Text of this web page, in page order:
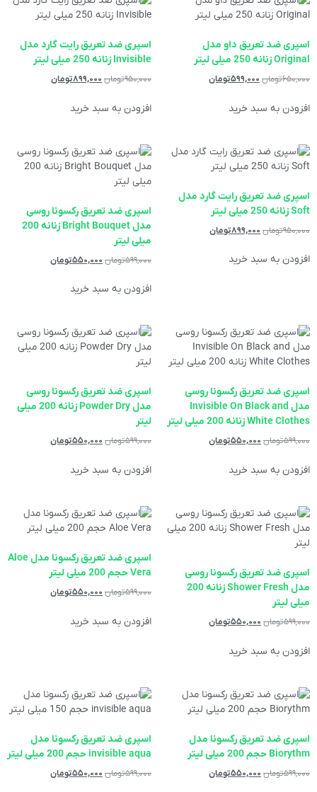
اسپری ضد تعریق داو مدل
Original زنانه 250 میلی لیتر
۶۵۰,۰۰۰تومان ۵۹۹,۰۰۰تومان
افزودن به سبد خرید
اسپری ضد تعریق رایت گارد مدل
Invisible زنانه 250 میلی لیتر
۹۵۰,۰۰۰تومان ۸۹۹,۰۰۰تومان
افزودن به سبد خرید
اسپری ضد تعریق رایت گارد مدل
Soft زنانه 250 میلی لیتر
۹۵۰,۰۰۰تومان ۸۹۹,۰۰۰تومان
افزودن به سبد خرید
اسپری ضد تعریق رکسونا روسی
مدل Bright Bouquet زنانه 200
میلی لیتر
۵۹۹,۰۰۰تومان ۵۵۰,۰۰۰تومان
افزودن به سبد خرید
اسپری ضد تعریق رکسونا روسی
مدل Invisible On Black and
White Clothes زنانه 200 میلی لیتر
۵۹۹,۰۰۰تومان۵۵۰,۰۰۰تومان
افزودن به سبد خرید
اسپری ضد تعریق رکسونا روسی
مدل Powder Dry زنانه 200 میلی
لیتر
۵۹۹,۰۰۰تومان۵۵۰,۰۰۰تومان
افزودن به سبد خرید
اسپری ضد تعریق رکسونا روسی
مدل Shower Fresh زنانه 200
میلی لیتر
۵۹۹,۰۰۰تومان۵۵۰,۰۰۰تومان
افزودن به سبد خرید
اسپری ضد تعریق رکسونا مدل Aloe
Vera حجم 200 میلی لیتر
۵۹۹,۰۰۰تومان۵۵۰,۰۰۰تومان
افزودن به سبد خرید
اسپری ضد تعریق رکسونا مدل
Biorythm حجم 200 میلی لیتر
۵۹۹,۰۰۰تومان۵۵۰,۰۰۰تومان
اسپری ضد تعریق رکسونا مدل
invisible aqua حجم 200 میلی لیتر
۵۹۹,۰۰۰تومان۵۵۰,۰۰۰تومان